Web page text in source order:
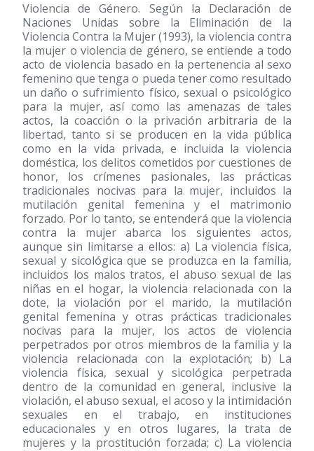
Violencia de Género. Según la Declaración de
Naciones Unidas sobre la Eliminación de la
Violencia Contra la Mujer(1993), la violencia contra
la mujer o violencia de género, se entiende a todo
acto de violencia basado en la pertenencia al sexo
femenino que tenga o pueda tener como resultado
un daño o sufrimiento físico, sexual o psicológico
para la mujer, así como las amenazas de tales
actos, la coacción o la privación arbitraria de la
libertad, tanto si se producen en la vida pública
como en la vida privada, e incluida la violencia
doméstica, los delitos cometidos por cuestiones de
honor, los crímenes pasionales, las prácticas
tradicionales nocivas para la mujer, incluidos la
mutilación genital femenina y el matrimonio
forzado. Por lo tanto, se entenderá que la violencia
contra la mujer abarca los siguientes actos,
aunque sin limitarse a ellos: a) La violencia física,
sexual y sicológica que se produzca en la familia,
incluidos los malos tratos, el abuso sexual de las
niñas en el hogar, la violencia relacionada con la
dote, la violación por el marido, la mutilación
genital femenina y otras prácticas tradicionales
nocivas para la mujer, los actos de violencia
perpetrados por otros miembros de la familia y la
violencia relacionada con la explotación; b) La
violencia física, sexual y sicológica perpetrada
dentro de la comunidad en general, inclusive la
violación, el abuso sexual, el acoso y la intimidación
sexuales en el trabajo, en instituciones
educacionales y en otros lugares, la trata de
mujeres y la prostitución forzada; c) La violencia